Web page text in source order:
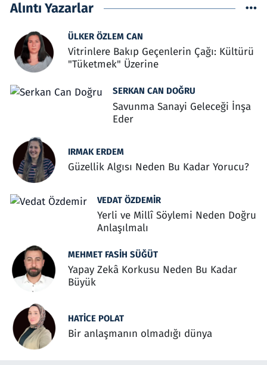
Alıntı Yazarlar
ÜLKER ÖZLEM CAN
Vitrinlere Bakıp Geçenlerin Çağı: Kültürü
"Tüketmek" Üzerine
SERKAN CAN DOĞRU
Savunma Sanayi Geleceği İnşa
Eder
IRMAK ERDEM
Güzellik Algısı Neden Bu Kadar Yorucu?
VEDAT ÖZDEMIR
Yerli ve Millî Söylemi Neden Doğru
Anlaşılmalı
MEHMET FASIH SÜĞÜT
Yapay Zekâ Korkusu Neden Bu Kadar
Büyük
HATICE POLAT
Bir anlaşmanın olmadığı dünya